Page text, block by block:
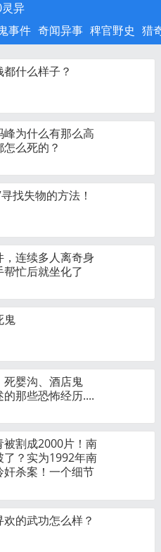
异
事件 奇闻异事 稗官野史 猎
什么样子？
为什么有那么高
么死的？
找失物的方法！
连续多人离奇身
忙后就坐化了
鬼
死婴沟、酒店鬼
那些恐怖经历....
被割成2000片！南
了？实为1992年南
奸杀案！一个细节
的武功怎么样？